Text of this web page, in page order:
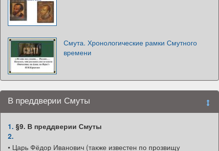
Смута. Хронологические рамки Смутного
времени
В преддверии Смуты
1. §9. В преддверии Смуты
2.
• Царь Фёдор Иванович (также известен по прозвищу